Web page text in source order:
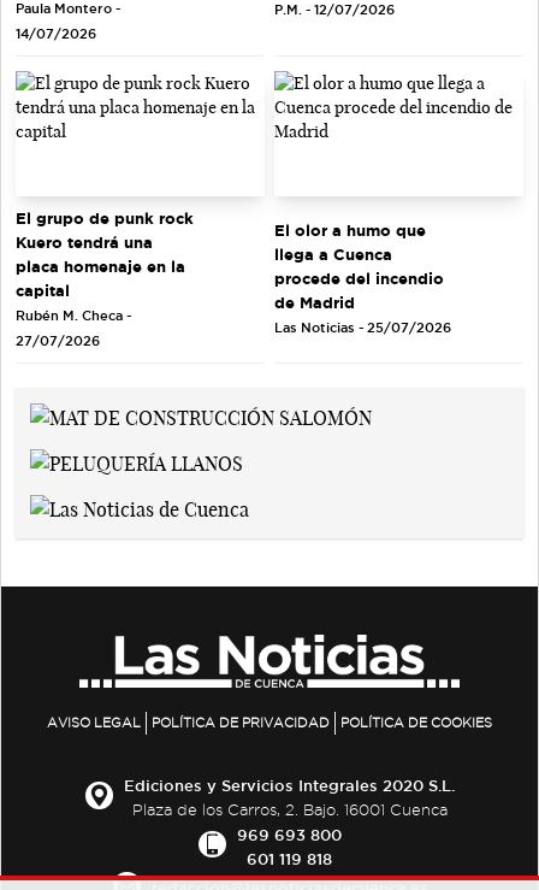
Paula Montero -
14/07/2026
P.M. - 12/07/2026
El grupo de punk rock
Kuero tendrá una
placa homenaje en la
capital
Rubén M. Checa -
27/07/2026
El olor a humo que
llega a Cuenca
procede del incendio
de Madrid
Las Noticias - 25/07/2026
AVISO LEGAL POLÍTICA DE PRIVACIDAD POLÍTICA DE COOKIES
Ediciones y Servicios Integrales 2020 S.L.
Plaza de los Carros, 2. Bajo. 16001 Cuenca
969 693 800
601 119 818